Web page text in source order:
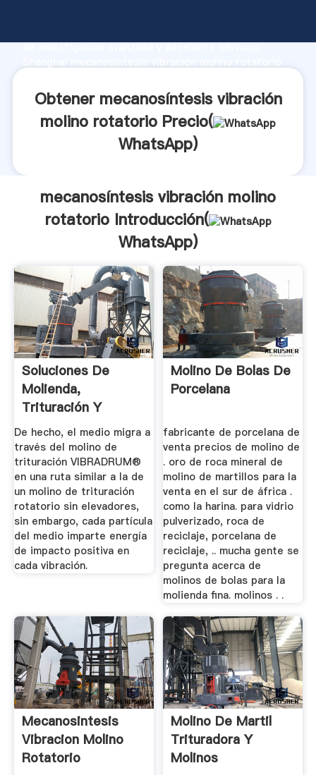
de investigación avanzada y excelente servicio,
clientes.
Obtener mecanosíntesis vibración
molino rotatorio Precio(
WhatsApp)
mecanosíntesis vibración molino
rotatorio Introducción(
WhatsApp)
Soluciones De
Molienda,
Trituración Y
Lixiviación VIBRA ...
De hecho, el medio migra a
través del molino de
trituración VIBRADRUM®
en una ruta similar a la de
un molino de trituración
rotatorio sin elevadores,
sin embargo, cada partícula
del medio imparte energía
de impacto positiva en
cada vibración.
Molino De Bolas De
Porcelana
fabricante de porcelana de
venta precios de molino de
. oro de roca mineral de
molino de martillos para la
venta en el sur de áfrica .
como la harina. para vidrio
pulverizado, roca de
reciclaje, porcelana de
reciclaje, .. mucha gente se
pregunta acerca de
molinos de bolas para la
molienda fina. molinos . .
Mecanosintesis
Vibracion Molino
Rotatorio
Molino De Martil
Trituradora Y
Molinos